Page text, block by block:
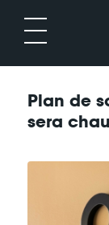
Plan de
sera